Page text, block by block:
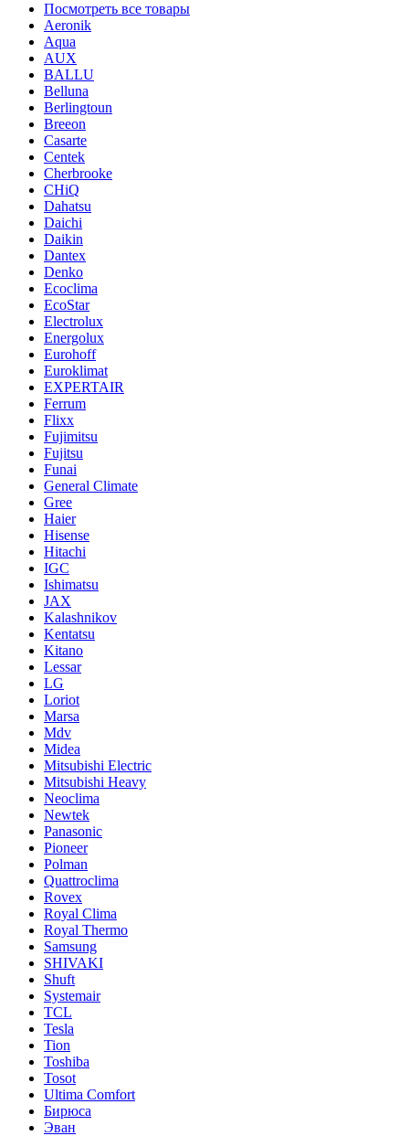
Посмотреть все товары
Aeronik
Aqua
AUX
BALLU
Belluna
Berlingtoun
Breeon
Casarte
Centek
Cherbrooke
CHiQ
Dahatsu
Daichi
Daikin
Dantex
Denko
Ecoclima
EcoStar
Electrolux
Energolux
Eurohoff
Euroklimat
EXPERTAIR
Ferrum
Flixx
Fujimitsu
Fujitsu
Funai
General Climate
Gree
Haier
Hisense
Hitachi
IGC
Ishimatsu
JAX
Kalashnikov
Kentatsu
Kitano
Lessar
LG
Loriot
Marsa
Mdv
Midea
Mitsubishi Electric
Mitsubishi Heavy
Neoclima
Newtek
Panasonic
Pioneer
Polman
Quattroclima
Rovex
Royal Clima
Royal Thermo
Samsung
SHIVAKI
Shuft
Systemair
TCL
Tesla
Tion
Toshiba
Tosot
Ultima Comfort
Бирюса
Эван